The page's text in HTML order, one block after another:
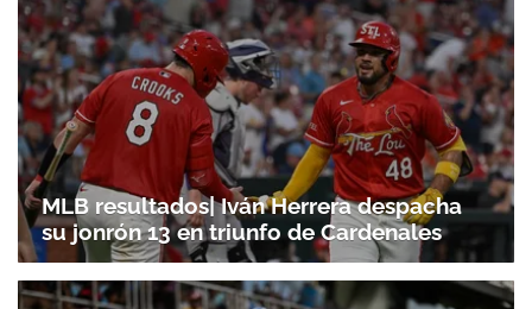
MLB resultados| Iván Herrera despacha
su jonrón 13 en triunfo de Cardenales